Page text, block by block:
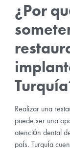
¿Por
Realizar una
puede ser una
atención dental
país. Turquía